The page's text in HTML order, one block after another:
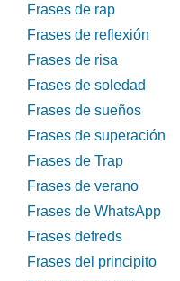
Frases de rap
Frases de reflexión
Frases de risa
Frases de soledad
Frases de sueños
Frases de superación
Frases de Trap
Frases de verano
Frases de WhatsApp
Frases defreds
Frases del principito